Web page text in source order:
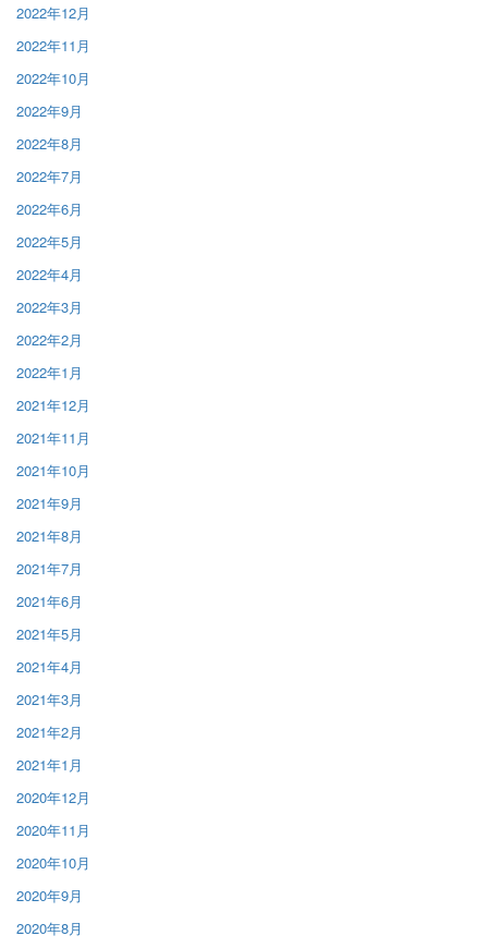
2022年12月
2022年11月
2022年10月
2022年9月
2022年8月
2022年7月
2022年6月
2022年5月
2022年4月
2022年3月
2022年2月
2022年1月
2021年12月
2021年11月
2021年10月
2021年9月
2021年8月
2021年7月
2021年6月
2021年5月
2021年4月
2021年3月
2021年2月
2021年1月
2020年12月
2020年11月
2020年10月
2020年9月
2020年8月